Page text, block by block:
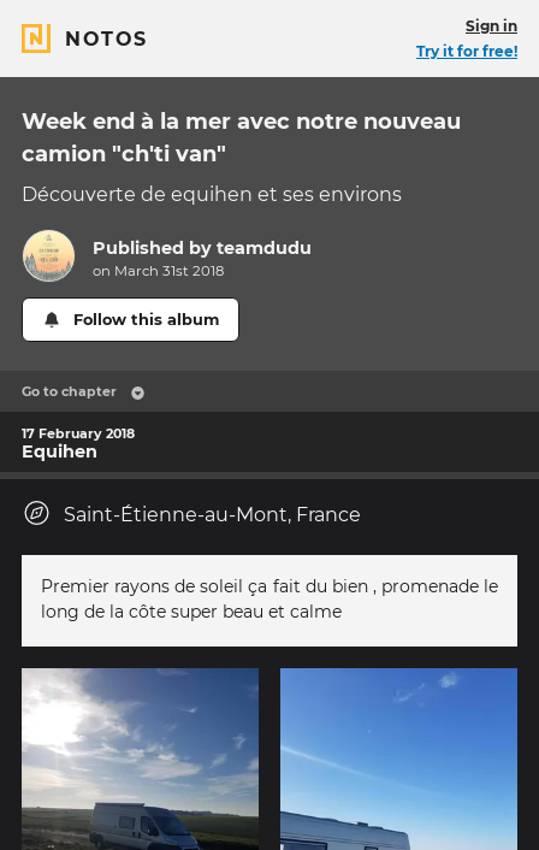
NOTOS
Sign in
Try it for free!
Week end à la mer avec notre nouveau
camion "ch'ti van"
Découverte de equihen et ses environs
Published byteamdudu
on March 31st 2018
Follow this album
Go to chapter
17 February 2018
Equihen
Saint-Étienne-au-Mont, France
Premier rayons de soleil ça fait du bien , promenade le
long de la côte super beau et calme